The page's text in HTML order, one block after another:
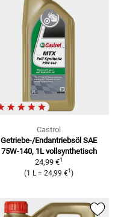
Castrol
Getriebe-/Endantriebsöl SAE
75W-140, 1L vollsynthetisch
24,99 €1
(1 L = 24,99 €1 )